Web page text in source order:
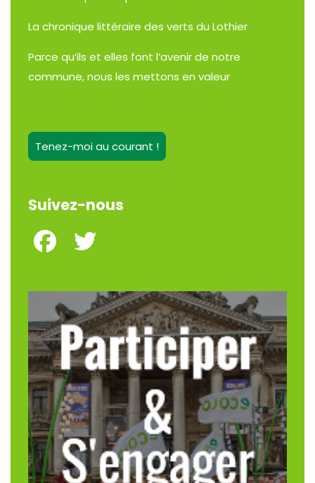
La chronique littéraire des verts du Lothier
Parce qu’ils et elles font l’avenir de notre
commune, nous les mettons en valeur
Tenez-moi au courant !
Suivez-nous